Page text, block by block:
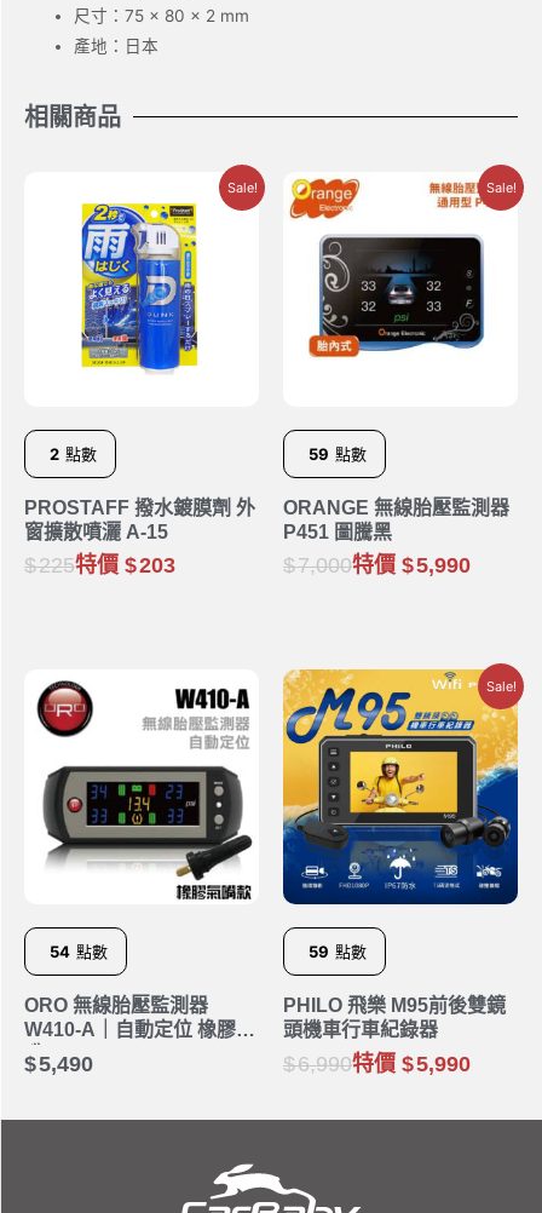
尺寸：75 × 80 × 2 mm
產地：日本
相關商品
Sale!
2 點數
PROSTAFF 撥水鍍膜劑 外
窗擴散噴灑 A-15
225特價 203
Sale!
59 點數
ORANGE 無線胎壓監測器
P451 圖騰黑
7,000特價 5,990
54 點數
ORO 無線胎壓監測器
W410-A｜自動定位 橡膠氣
嘴5,490
Sale!
59 點數
PHILO 飛樂 M95前後雙鏡
頭機車行車紀錄器
6,990特價 5,990